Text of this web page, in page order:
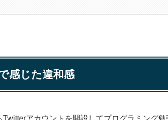
最短でプログラミングを学ぶ方法
最短でプログラミングを学ぶアプローチ法